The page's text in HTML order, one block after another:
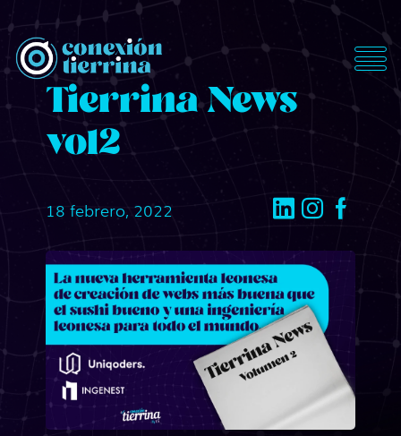
ConexionTierrina
Tierrina News
vol2
18 febrero, 2022